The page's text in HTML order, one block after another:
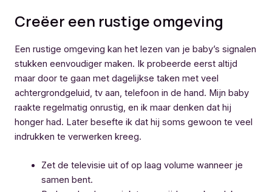
Creëer een rustige omgeving
Een rustige omgeving kan het lezen van je baby’s signalen
stukken eenvoudiger maken. Ik probeerde eerst altijd
maar door te gaan met dagelijkse taken met veel
achtergrondgeluid, tv aan, telefoon in de hand. Mijn baby
raakte regelmatig onrustig, en ik maar denken dat hij
honger had. Later besefte ik dat hij soms gewoon te veel
indrukken te verwerken kreeg.
Zet de televisie uit of op laag volume wanneer je
samen bent.